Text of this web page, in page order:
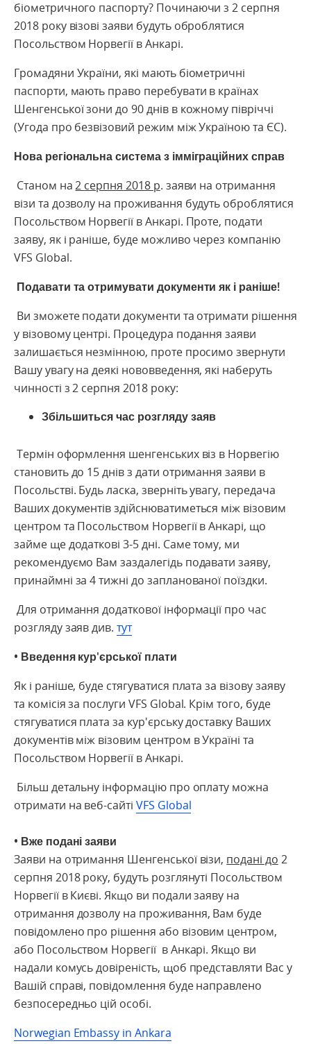
біометричного паспорту? Починаючи з 2 серпня
2018 року візові заяви будуть оброблятися
Посольством Норвегії в Анкарі.
Громадяни України, які мають біометричні
паспорти, мають право перебувати в країнах
Шенгенської зони до 90 днів в кожному півріччі
(Угода про безвізовий режим між Україною та ЄС).
Нова регіональнасистемаз імміграційнихсправ
Станом на2 серпня 2018 р. заяви на отримання
візи та дозволу на проживання будуть оброблятися
Посольством Норвегії в Анкарі. Проте, подати
заяву, як і раніше, буде можливо через компанію
VFS Global.
Подавати та отримувати документи як і раніше!
Ви зможете подати документи та отримати рішення
у візовому центрі. Процедура подання заяви
залишається незмінною, проте просимо звернути
Вашу увагу на деякі нововведення, які наберуть
чинності з 2 серпня 2018 року:
Збільшиться час розгляду заяв
Термін оформлення шенгенських віз в Норвегію
становить до 15 днів з дати отримання заяви в
Посольстві. Будь ласка, зверніть увагу, передача
Ваших документів здійснюватиметься між візовим
центром та Посольством Норвегії в Анкарі, що
займе ще додаткові 3-5 дні. Саме тому, ми
рекомендуємо Вам заздалегідь подавати заяву,
принаймні за 4 тижні до запланованої поїздки.
Для отримання додаткової інформації про час
розгляду заяв див.тут
• Введення кур'єрської плати
Як і раніше, буде стягуватися плата за візову заяву
та комісія за послуги VFS Global. Крім того, буде
стягуватися плата за кур'єрську доставку Ваших
документів між візовим центром в Україні та
Посольством Норвегії в Анкарі.
Більш детальну інформацію про оплату можна
отримати на веб-сайті VFS Global
• Вже подані заяви
Заяви на отримання Шенгенської візи, подані до 2
серпня 2018 року, будуть розглянуті Посольством
Норвегії в Києві. Якщо ви подали заяву на
отримання дозволу на проживання, Вам буде
повідомлено про рішення або візовим центром,
або Посольством Норвегії в Анкарі. Якщо ви
надали комусь довіреність, щоб представляти Вас у
Вашій справі, повідомлення буде направлено
безпосередньо цій особі.
Norwegian Embassy in Ankara